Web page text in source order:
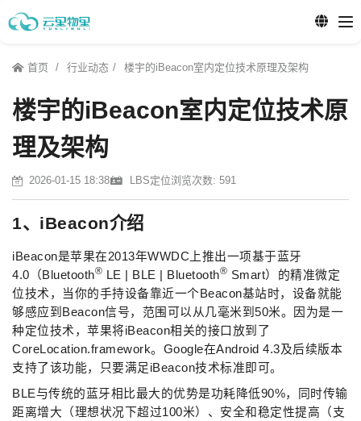
首页 行业动态 楼宇的iBeacon室内定位技术原理及架构
楼宇的iBeacon室内定位技术原
理及架构
2026-01-15 18:38 LBS定位浏览次数: 591
1、iBeacon介绍
iBeacon是苹果在2013年WWDC上推出一项基于蓝牙
4.0（Bluetooth® LE | BLE | Bluetooth® Smart）的精准微定
位技术，当你的手持设备靠近一个Beacon基站时，设备就能
够感应到Beacon信号，范围可以从几毫米到50米。因为是一
种定位技术，苹果将iBeacon相关的接口放到了
CoreLocation.framework。Google在Android 4.3及后续版本
支持了该功能，只要满足iBeacon技术标准即可。
BLE与传统的蓝牙相比最大的优势是功耗降低90%，同时传输
距离增大（理想状况下超过100米）、安全和稳定性提高（支